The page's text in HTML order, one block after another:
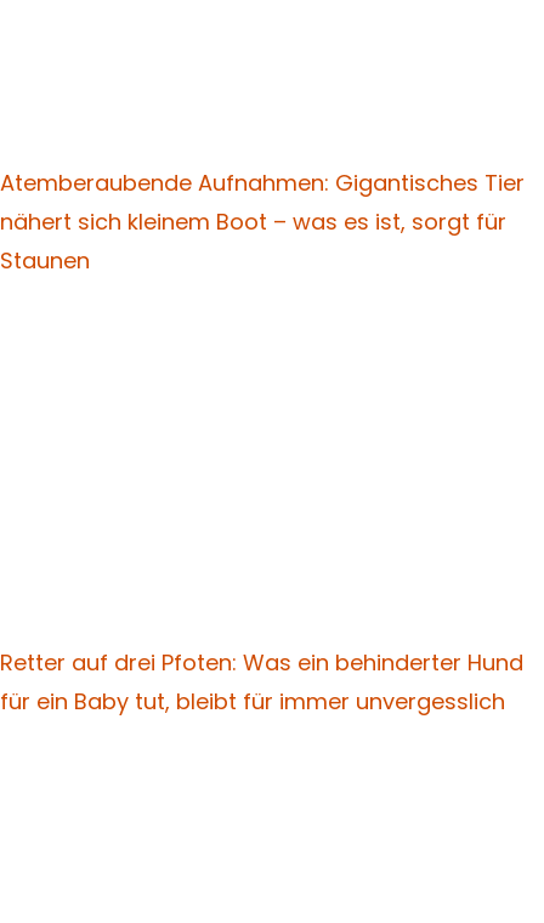
Atemberaubende Aufnahmen: Gigantisches Tier
nähert sich kleinem Boot – was es ist, sorgt für
Staunen
Retter auf drei Pfoten: Was ein behinderter Hund
für ein Baby tut, bleibt für immer unvergesslich